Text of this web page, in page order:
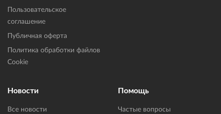
Пользовательское
соглашение
Публичная оферта
Политика обработки файлов
Cookie
Новости
Все новости
Помощь
Частые вопросы